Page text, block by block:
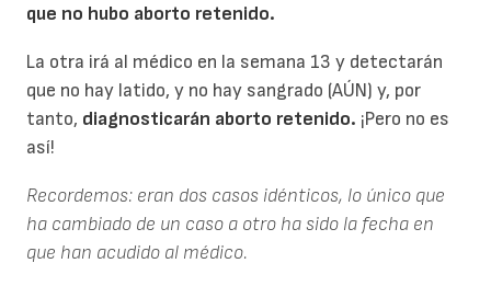
que no hubo aborto retenido.
La otra irá al médico en la semana 13 y detectarán
que no hay latido, y no hay sangrado (AÚN) y, por
tanto, diagnosticarán aborto retenido. ¡Pero no es
así!
Recordemos: eran dos casos idénticos, lo único que
ha cambiado de un caso a otro ha sido la fecha en
que han acudido al médico.